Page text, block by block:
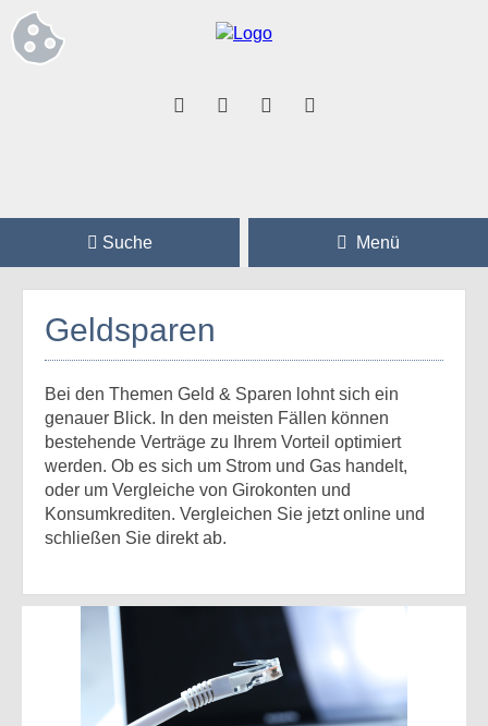
Suche Menü
Geldsparen
Bei den Themen Geld & Sparen lohnt sich ein
genauer Blick. In den meisten Fällen können
bestehende Verträge zu Ihrem Vorteil optimiert
werden. Ob es sich um Strom und Gas handelt,
oder um Vergleiche von Girokonten und
Konsumkrediten. Vergleichen Sie jetzt online und
schließen Sie direkt ab.